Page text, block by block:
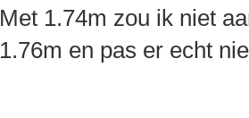
Met 1.74m zou ik niet
1.76m en pas er echt